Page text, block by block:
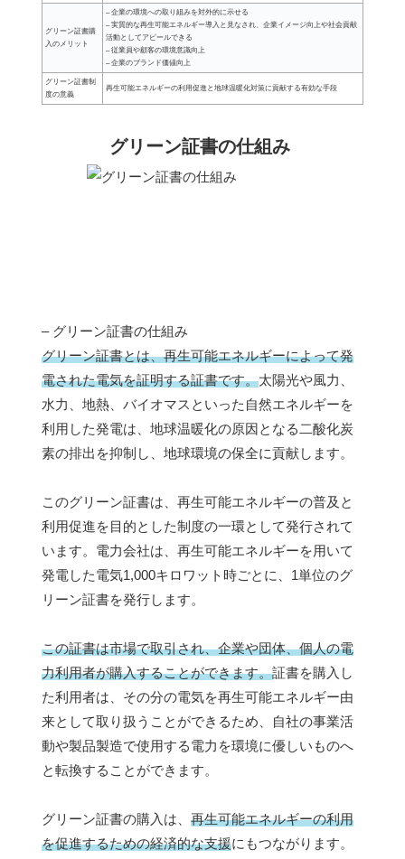
グリーン証書購
入のメリット
– 企業の環境への取り組みを対外的に示せる
– 実質的な再生可能エネルギー導入と見なされ、企業イメージ向上や社会貢献
活動としてアピールできる
– 従業員や顧客の環境意識向上
– 企業のブランド価値向上
グリーン証書制
度の意義
再生可能エネルギーの利用促進と地球温暖化対策に貢献する有効な手段
グリーン証書の仕組み
– グリーン証書の仕組み
グリーン証書とは、再生可能エネルギーによって発
電された電気を証明する証書です。太陽光や風力、
水力、地熱、バイオマスといった自然エネルギーを
利用した発電は、地球温暖化の原因となる二酸化炭
素の排出を抑制し、地球環境の保全に貢献します。
このグリーン証書は、再生可能エネルギーの普及と
利用促進を目的とした制度の一環として発行されて
います。電力会社は、再生可能エネルギーを用いて
発電した電気1,000キロワット時ごとに、1単位のグ
リーン証書を発行します。
この証書は市場で取引され、企業や団体、個人の電
力利用者が購入することができます。証書を購入し
た利用者は、その分の電気を再生可能エネルギー由
来として取り扱うことができるため、自社の事業活
動や製品製造で使用する電力を環境に優しいものへ
と転換することができます。
グリーン証書の購入は、 再生可能エネルギーの利用
を促進するための経済的な支援にもつながります。